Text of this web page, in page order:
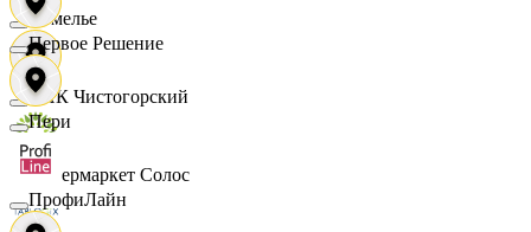
Сомелье
СПК Чистогорский
Супермаркет Солос
Первое Решение
Пери
ПрофиЛайн